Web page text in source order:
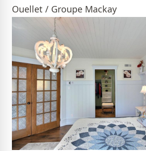
Ouellet / Groupe Mackay